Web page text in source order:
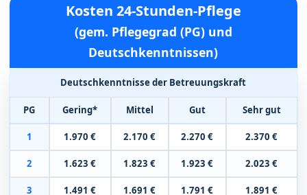
Kosten 24-Stunden-Pflege
(gem. Pflegegrad (PG) und
Deutschkenntnissen)
Deutschkenntnisse der Betreuungskraft
PG Gering* Mittel Gut Sehr gut
1 1.970 € 2.170 € 2.270 € 2.370 €
2 1.623 € 1.823 € 1.923 € 2.023 €
3 1.491 € 1.691 € 1.791 € 1.891 €